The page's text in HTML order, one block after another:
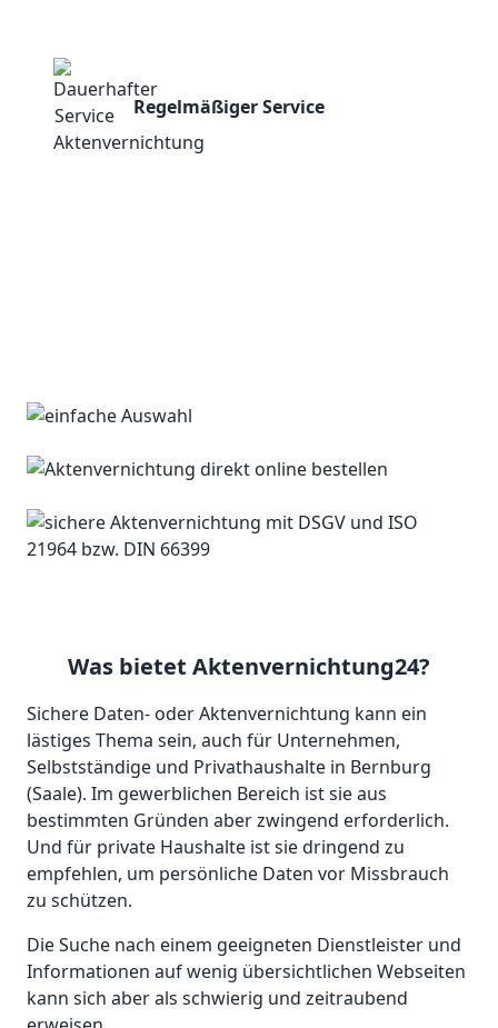
Regelmäßiger Service
Was bietet Aktenvernichtung24?
Sichere Daten- oder Aktenvernichtung kann ein
lästiges Thema sein, auch für Unternehmen,
Selbstständige und Privathaushalte in Bernburg
(Saale). Im gewerblichen Bereich ist sie aus
bestimmten Gründen aber zwingend erforderlich.
Und für private Haushalte ist sie dringend zu
empfehlen, um persönliche Daten vor Missbrauch
zu schützen.
Die Suche nach einem geeigneten Dienstleister und
Informationen auf wenig übersichtlichen Webseiten
kann sich aber als schwierig und zeitraubend